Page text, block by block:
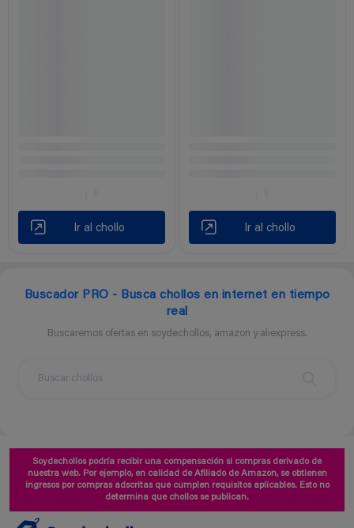
Ir al chollo Ir al chollo
Buscador PRO - Busca chollos en internet en tiempo
real
Buscaremos ofertas en soydechollos, amazon y aliexpress.
Soydechollos podría recibir una compensación si compras derivado de
nuestra web. Por ejemplo, en calidad de Afiliado de Amazon, se obtienen
ingresos por compras adscritas que cumplen requisitos aplicables. Esto no
determina que chollos se publican.